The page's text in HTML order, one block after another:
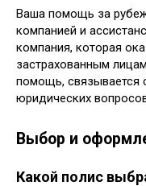
Ваша помощь за
компанией и
компания, которая
застрахованным
помощь, связывается
юридических
Выбор и
Какой полис